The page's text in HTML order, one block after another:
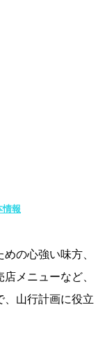
情報
の心強い味方、
メニューなど、
、山行計画に役立